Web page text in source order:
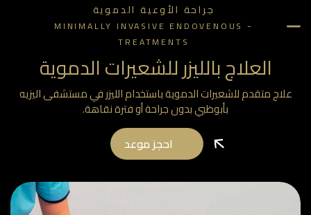
جراحة الأوعية الدموية
MINIMALLY INVASIVE ENDOVENOUS
TREATMENTS
العلاج بالليزر للشعيرات الدموية
متقدم للشعيرات الدموية باستخدام الليزر في مستشفى اليزيه
بأبوظبي بدون جراحة أو فترة نقاهة.
احجز موعد